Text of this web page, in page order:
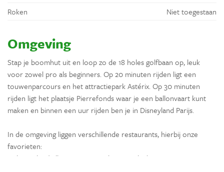
Roken
Niet toegestaan
Omgeving
Stap je boomhut uit en loop zo de 18 holes golfbaan op, leuk
voor zowel pro als beginners. Op 20 minuten rijden ligt een
touwenparcours en het attractiepark Astérix. Op 30 minuten
rijden ligt het plaatsje Pierrefonds waar je een ballonvaart kunt
maken en binnen een uur rijden ben je in Disneyland Parijs.
In de omgeving liggen verschillende restaurants, hierbij onze
favorieten:
- Chez Jako (Villeneuve Sur Verberie – 3 km)